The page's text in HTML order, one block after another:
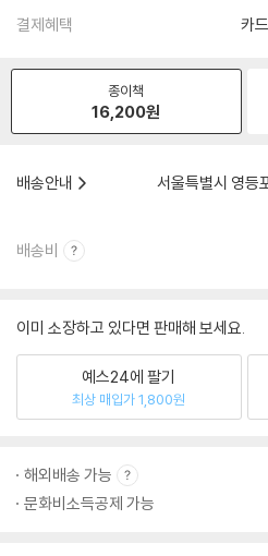
결제혜택 카
종이책
16,200원
배송안내
서울특별시 영등
배송비
이미 소장하고 있다면 판매해 보세요.
예스24에 팔기
최상 매입가 1,800원
해외배송 가능
문화비소득공제 가능